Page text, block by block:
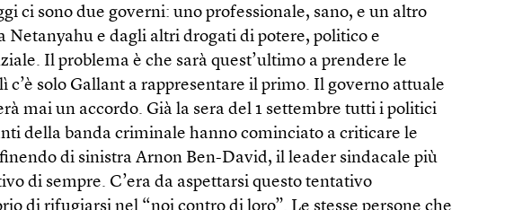
ci sono due governi: uno professionale, sano, e un altro
Netanyahu e dagli altri drogati di potere, politico e
Il problema è che sarà quest’ultimo a prendere le
c’è solo Gallant a rappresentare il primo. Il governo attuale
mai un accordo. Già la sera del 1 settembre tutti i politici
della banda criminale hanno cominciato a criticare le
di sinistra Arnon Ben-David, il leader sindacale più
di sempre. C’era da aspettarsi questo tentativo
di rifugiarsi nel “noi contro di loro”. Le stesse persone che